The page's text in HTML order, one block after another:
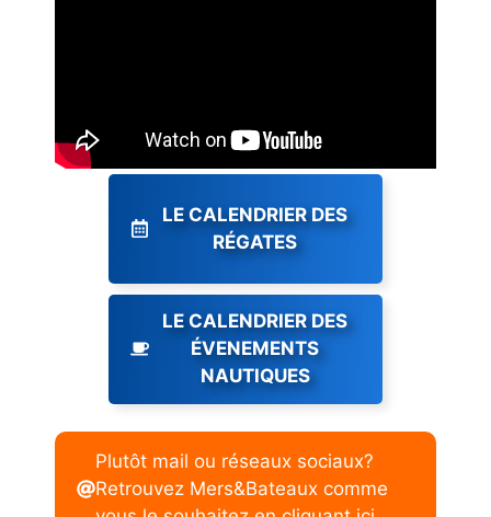
LE CALENDRIER DES
RÉGATES
LE CALENDRIER DES
ÉVENEMENTS
NAUTIQUES
Plutôt mail ou réseaux sociaux?
Retrouvez Mers&Bateaux comme